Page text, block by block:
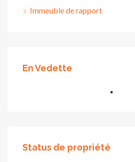
Immeuble de rapport
En Vedette
Status de propriété